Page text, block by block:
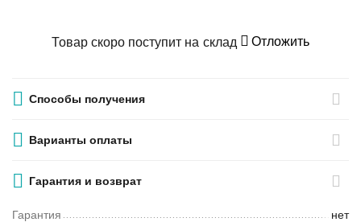
Товар скоро поступит на склад Отложить
Способы получения
Варианты оплаты
Гарантия и возврат
Гарантия нет